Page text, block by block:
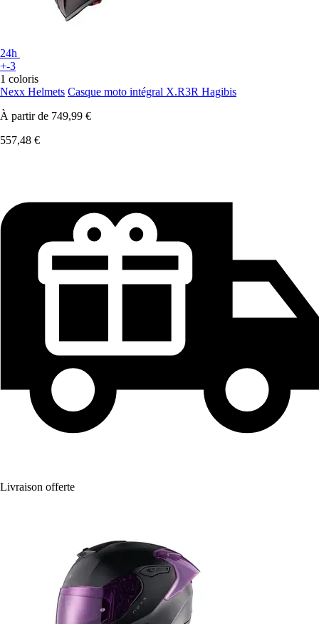
24h
+-3
1 coloris
Nexx Helmets Casque moto intégral X.R3R Hagibis
À partir de 749,99 €
557,48 €
Livraison offerte